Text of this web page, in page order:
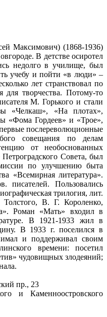
Максимович) (1868-1936)
В детстве осиротел
недолго в училище, был
учебу и пойти «в люди» ­–
лет странствовал по
для творчества. Потому-то
М. Горького и стали
«Челкаш», «На плотах»,
«Фома Гордеев» и «Трое»,
послереволюционные
совещания по делам
от необоснованных
Совета, был
по улучшению быта
«Всемирная литература».
писателей. Пользовались
трилогия, лит.
В. Г. Короленко,
Роман «Мать» входил в
В 1921-1933 жил в
В 1933 г. поселился в
и поддерживал своим
времени: посетил
чудовищных злодеяний;
пр., 23
и Каменноостровского